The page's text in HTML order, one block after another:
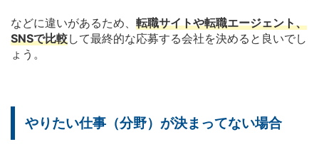
などに違いがあるため、 転職サイトや転職エージェント、
SNSで比較して最終的な応募する会社を決めると良いでし
ょう。
やりたい仕事（分野）が決まってない場合